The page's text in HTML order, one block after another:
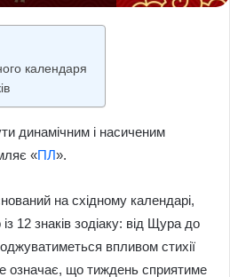
календаря
динамічним і насиченим
«ПЛ».
на східному календарі,
12 знаків зодіаку: від Щура до
впливом стихії
означає, що тиждень сприятиме